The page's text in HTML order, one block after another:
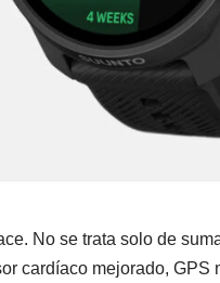
No se trata solo de
cardíaco mejorado, GPS